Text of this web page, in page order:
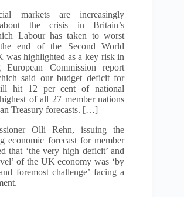
markets are increasingly
about the crisis in Britain’s
Labour has taken to worst
end of the Second World
was highlighted as a key risk in
European Commission report
said our budget deficit for
hit 12 per cent of national
of all 27 member nations
Treasury forecasts. […]
Olli Rehn, issuing the
economic forecast for member
that ‘the very high deficit’ and
of the UK economy was ‘by
foremost challenge’ facing a